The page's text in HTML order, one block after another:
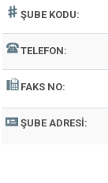
ŞUBE KODU:
TELEFON:
FAKS NO:
ŞUBE ADRESI: